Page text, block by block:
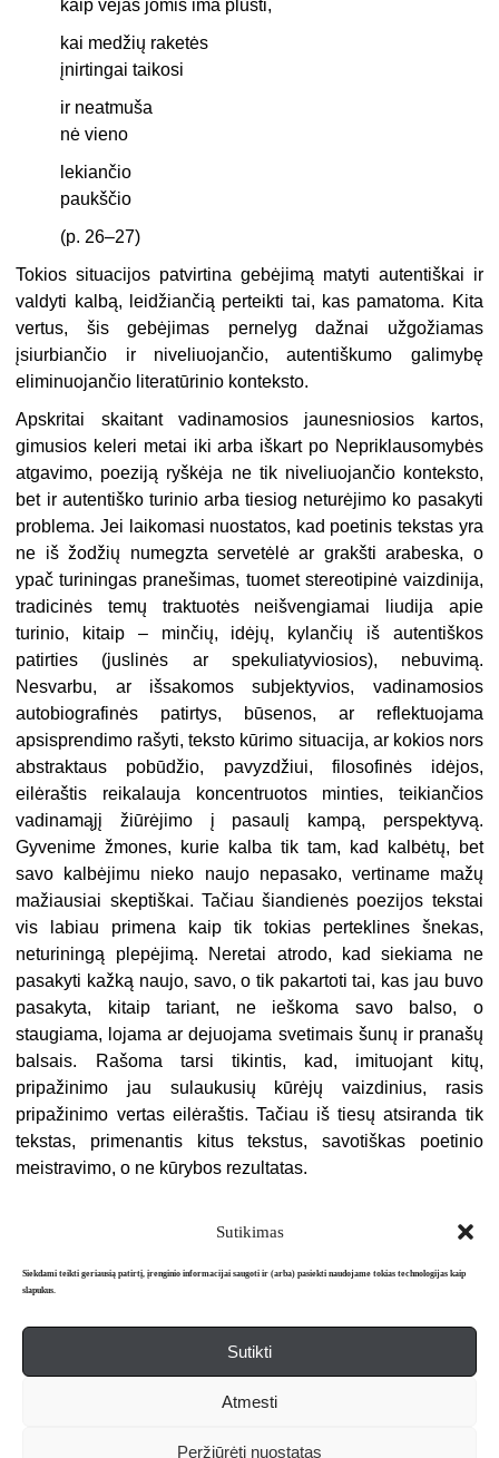
Sutikimas
Siekdami teikti geriausią patirtį, įrenginio informacijai saugoti ir (arba) pasiekti naudojame tokias technologijas kaip
slapukus.
Sutikti
Atmesti
Peržiūrėti nuostatas
kaip vėjas jomis ima plūsti,
kai medžių raketės
įnirtingai taikosi
ir neatmuša
nė vieno
lekiančio
paukščio
(p. 26–27)
Tokios situacijos patvirtina gebėjimą matyti autentiškai ir
valdyti kalbą, leidžiančią perteikti tai, kas pamatoma. Kita
vertus, šis gebėjimas pernelyg dažnai užgožiamas
įsiurbiančio ir niveliuojančio, autentiškumo galimybę
eliminuojančio literatūrinio konteksto.
Apskritai skaitant vadinamosios jaunesniosios kartos,
gimusios keleri metai iki arba iškart po Nepriklausomybės
atgavimo, poeziją ryškėja ne tik niveliuojančio konteksto,
bet ir autentiško turinio arba tiesiog neturėjimo ko pasakyti
problema. Jei laikomasi nuostatos, kad poetinis tekstas yra
ne iš žodžių numegzta servetėlė ar grakšti arabeska, o
ypač turiningas pranešimas, tuomet stereotipinė vaizdinija,
tradicinės temų traktuotės neišvengiamai liudija apie
turinio, kitaip – minčių, idėjų, kylančių iš autentiškos
patirties (juslinės ar spekuliatyviosios), nebuvimą.
Nesvarbu, ar išsakomos subjektyvios, vadinamosios
autobiografinės patirtys, būsenos, ar reflektuojama
apsisprendimo rašyti, teksto kūrimo situacija, ar kokios nors
abstraktaus pobūdžio, pavyzdžiui, filosofinės idėjos,
eilėraštis reikalauja koncentruotos minties, teikiančios
vadinamąjį žiūrėjimo į pasaulį kampą, perspektyvą.
Gyvenime žmones, kurie kalba tik tam, kad kalbėtų, bet
savo kalbėjimu nieko naujo nepasako, vertiname mažų
mažiausiai skeptiškai. Tačiau šiandienės poezijos tekstai
vis labiau primena kaip tik tokias perteklines šnekas,
neturiningą plepėjimą. Neretai atrodo, kad siekiama ne
pasakyti kažką naujo, savo, o tik pakartoti tai, kas jau buvo
pasakyta, kitaip tariant, ne ieškoma savo balso, o
staugiama, lojama ar dejuojama svetimais šunų ir pranašų
balsais. Rašoma tarsi tikintis, kad, imituojant kitų,
pripažinimo jau sulaukusių kūrėjų vaizdinius, rasis
pripažinimo vertas eilėraštis. Tačiau iš tiesų atsiranda tik
tekstas, primenantis kitus tekstus, savotiškas poetinio
meistravimo, o ne kūrybos rezultatas.